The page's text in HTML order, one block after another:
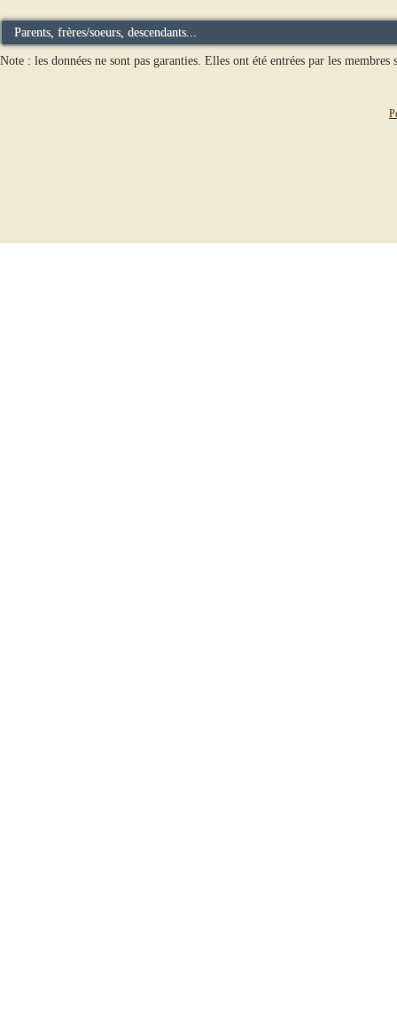
Parents, frères/soeurs, descendants...
Note : les données ne sont pas garanties. Elles ont été entrées par les membres